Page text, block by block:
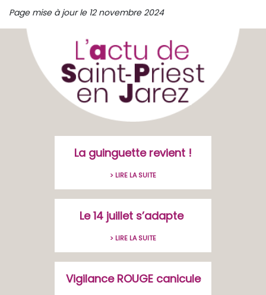
Page mise à jour le 12 novembre 2024
La guinguette revient !
> LIRE LA SUITE
Le 14 juillet s’adapte
> LIRE LA SUITE
Vigilance ROUGE canicule